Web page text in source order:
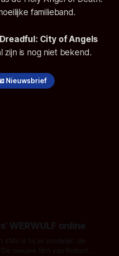
familieband.
City of Angels
zijn is nog niet bekend.
Nieuwsbrief
WERWULF online
stills is hij er eindelijk: de
nieuwe film van Robert